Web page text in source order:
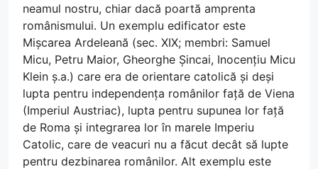
neamul nostru, chiar dacă poartă amprenta
românismului. Un exemplu edificator este
Mișcarea Ardeleană (sec. XIX; membri: Samuel
Micu, Petru Maior, Gheorghe Șincai, Inocențiu Micu
Klein ș.a.) care era de orientare catolică și deși
lupta pentru independența românilor față de Viena
(Imperiul Austriac), lupta pentru supunea lor față
de Roma și integrarea lor în marele Imperiu
Catolic, care de veacuri nu a făcut decât să lupte
pentru dezbinarea românilor. Alt exemplu este